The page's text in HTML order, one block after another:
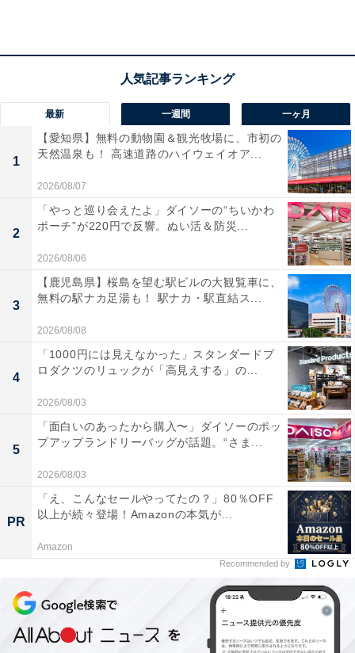
語彙力が試される！ □に入るひらがなは？ 空欄
を埋めてパズルを完成させよう【クロスワード
パズルクイズ】
最新 一週間 一ヶ月
1
【愛知県】無料の動物園＆観光牧場に、市初の
天然温泉も！ 高速道路のハイウェイオア...
2026/08/07
2
「やっと巡り会えたよ」ダイソーの“ちいかわ
ポーチ”が220円で反響。ぬい活＆防災...
2026/08/06
3
【鹿児島県】桜島を望む駅ビルの大観覧車に、
無料の駅ナカ足湯も！ 駅ナカ・駅直結ス...
2026/08/08
4
「1000円には見えなかった」スタンダードプ
ロダクツのリュックが「高見えする」の...
2026/08/03
5
「面白いのあったから購入〜」ダイソーのポッ
プアップランドリーバッグが話題。“さま...
2026/08/03
PR
「え、こんなセールやってたの？」80％OFF
以上が続々登場！Amazonの本気が...
Amazon
Recommended by